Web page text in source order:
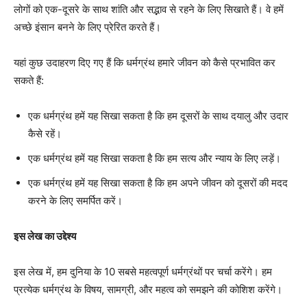
लोगों को एक-दूसरे के साथ शांति और सद्भाव से रहने के लिए सिखाते हैं। वे हमें
अच्छे इंसान बनने के लिए प्रेरित करते हैं।
यहां कुछ उदाहरण दिए गए हैं कि धर्मग्रंथ हमारे जीवन को कैसे प्रभावित कर
सकते हैं:
एक धर्मग्रंथ हमें यह सिखा सकता है कि हम दूसरों के साथ दयालु और उदार
कैसे रहें।
एक धर्मग्रंथ हमें यह सिखा सकता है कि हम सत्य और न्याय के लिए लड़ें।
एक धर्मग्रंथ हमें यह सिखा सकता है कि हम अपने जीवन को दूसरों की मदद
करने के लिए समर्पित करें।
इस लेख का उद्देश्य
इस लेख में, हम दुनिया के 10 सबसे महत्वपूर्ण धर्मग्रंथों पर चर्चा करेंगे। हम
प्रत्येक धर्मग्रंथ के विषय, सामग्री, और महत्व को समझने की कोशिश करेंगे।